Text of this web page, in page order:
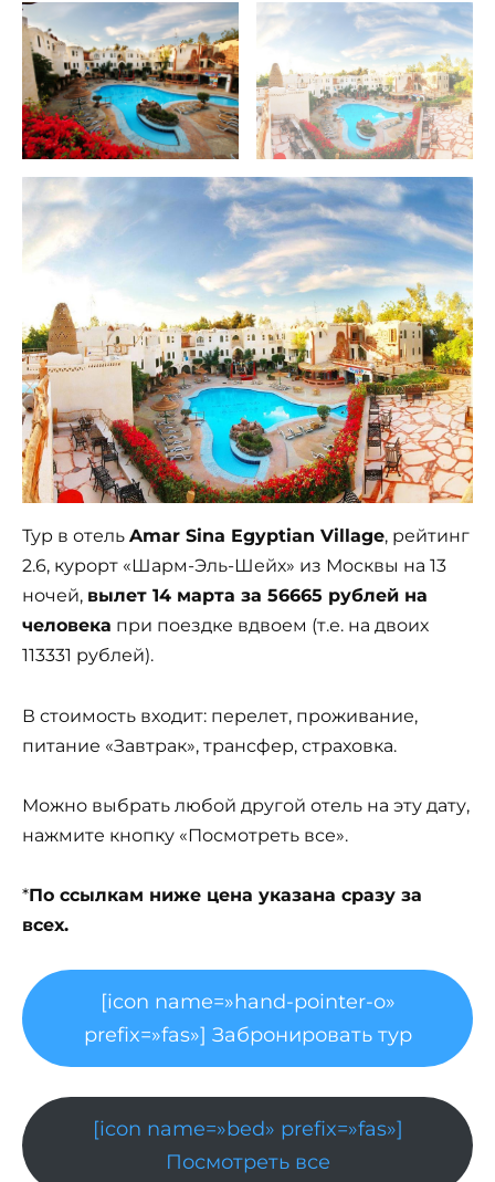
Тур в отель Amar Sina Egyptian Village, рейтинг
2.6, курорт «Шарм-Эль-Шейх» из Москвы на 13
ночей, вылет 14 марта за 56665 рублей на
человека при поездке вдвоем (т.е. на двоих
113331 рублей).
В стоимость входит: перелет, проживание,
питание «Завтрак», трансфер, страховка.
Можно выбрать любой другой отель на эту дату,
нажмите кнопку «Посмотреть все».
*По ссылкам ниже цена указана сразу за
всех.
[icon name=»hand-pointer-o»
prefix=»fas»] Забронировать тур
[icon name=»bed» prefix=»fas»]
Посмотреть все